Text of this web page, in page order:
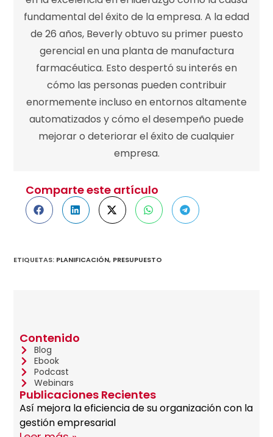
fundamental del éxito de la empresa. A la edad
de 26 años, Beverly obtuvo su primer puesto
gerencial en una planta de manufactura
farmacéutica. Esto despertó su interés en
cómo las personas pueden contribuir
enormemente incluso en entornos altamente
automatizados y cómo el desempeño puede
mejorar o deteriorar el éxito de cualquier
empresa.
Comparte este artículo
ETIQUETAS: PLANIFICACIÓN, PRESUPUESTO
Contenido
Blog
Ebook
Podcast
Webinars
Publicaciones Recientes
Así mejora la eficiencia de su organización con la
gestión empresarial